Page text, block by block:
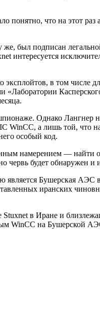
что на этот раз
же, был подписан
интересуется
в том числе
Однако Лангнер
WinCC, а лишь той, что
особый код.
намерением — найти
червь будет обнаружен и
является Бушерская
иранских
в Иране и
WinCC на Бушерской